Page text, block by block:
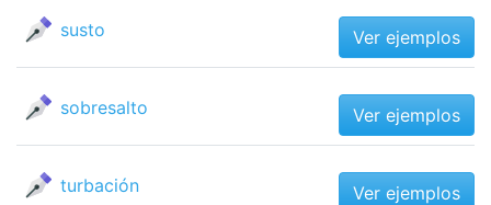
susto Ver ejemplos
sobresalto Ver ejemplos
turbación Ver ejemplos